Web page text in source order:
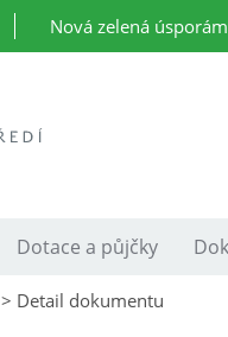
Nová zelená úsporám
Dotace a půjčky
> Detail dokumentu